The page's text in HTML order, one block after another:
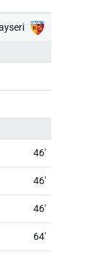
46'
46'
46'
64'